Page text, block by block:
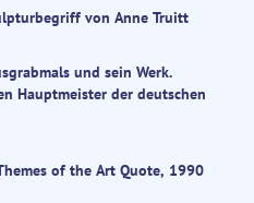
von Anne Truitt
und sein Werk.
Hauptmeister der deutschen
of the Art Quote, 1990